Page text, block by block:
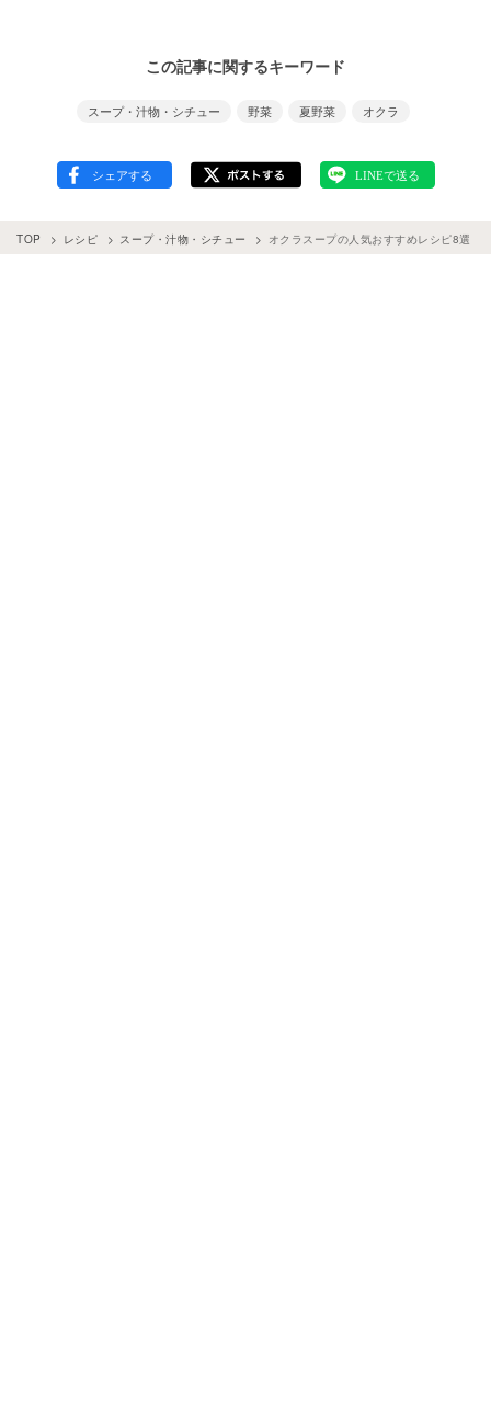
この記事に関するキーワード
スープ・汁物・シチュー 野菜 夏野菜 オクラ
TOP レシピ スープ・汁物・シチュー オクラスープの人気おすすめレシピ8選！